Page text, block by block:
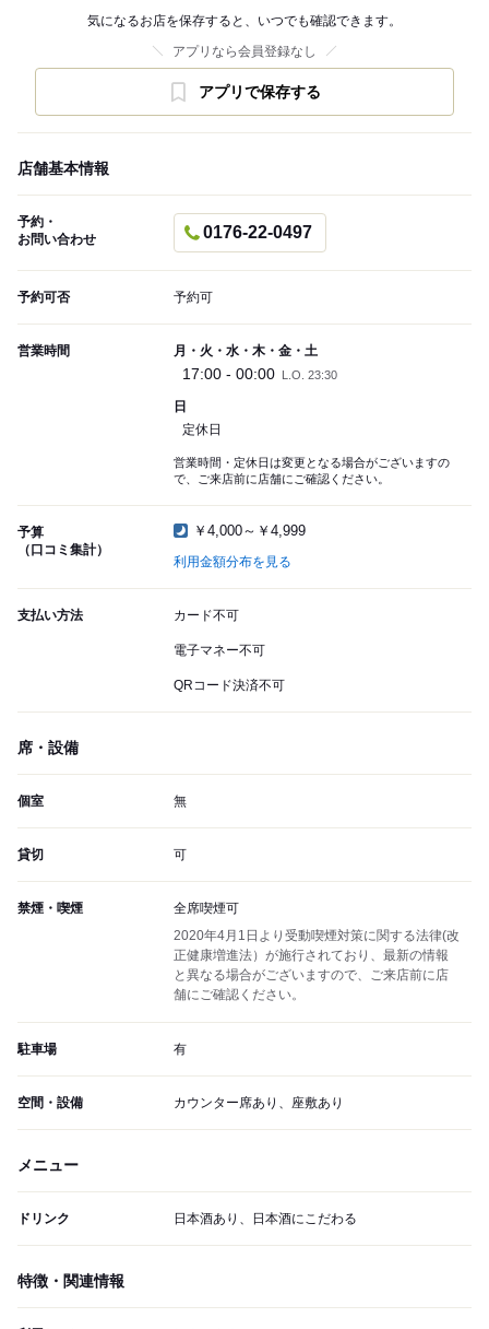
気になるお店を保存すると、いつでも確認できます。
アプリなら会員登録なし
アプリで保存する
店舗基本情報
予約・
お問い合わせ
0176-22-0497
予約可否 予約可
営業時間 月・火・水・木・金・土
17:00 - 00:00 L.O. 23:30
日
定休日
営業時間・定休日は変更となる場合がございますの
で、ご来店前に店舗にご確認ください。
予算
（口コミ集計）
￥4,000～￥4,999
利用金額分布を見る
支払い方法 カード不可
電子マネー不可
QRコード決済不可
席・設備
個室 無
貸切 可
禁煙・喫煙
全席喫煙可
2020年4月1日より受動喫煙対策に関する法律(改
正健康増進法）が施行されており、最新の情報
と異なる場合がございますので、ご来店前に店
舗にご確認ください。
駐車場 有
空間・設備 カウンター席あり、座敷あり
メニュー
ドリンク 日本酒あり、日本酒にこだわる
特徴・関連情報